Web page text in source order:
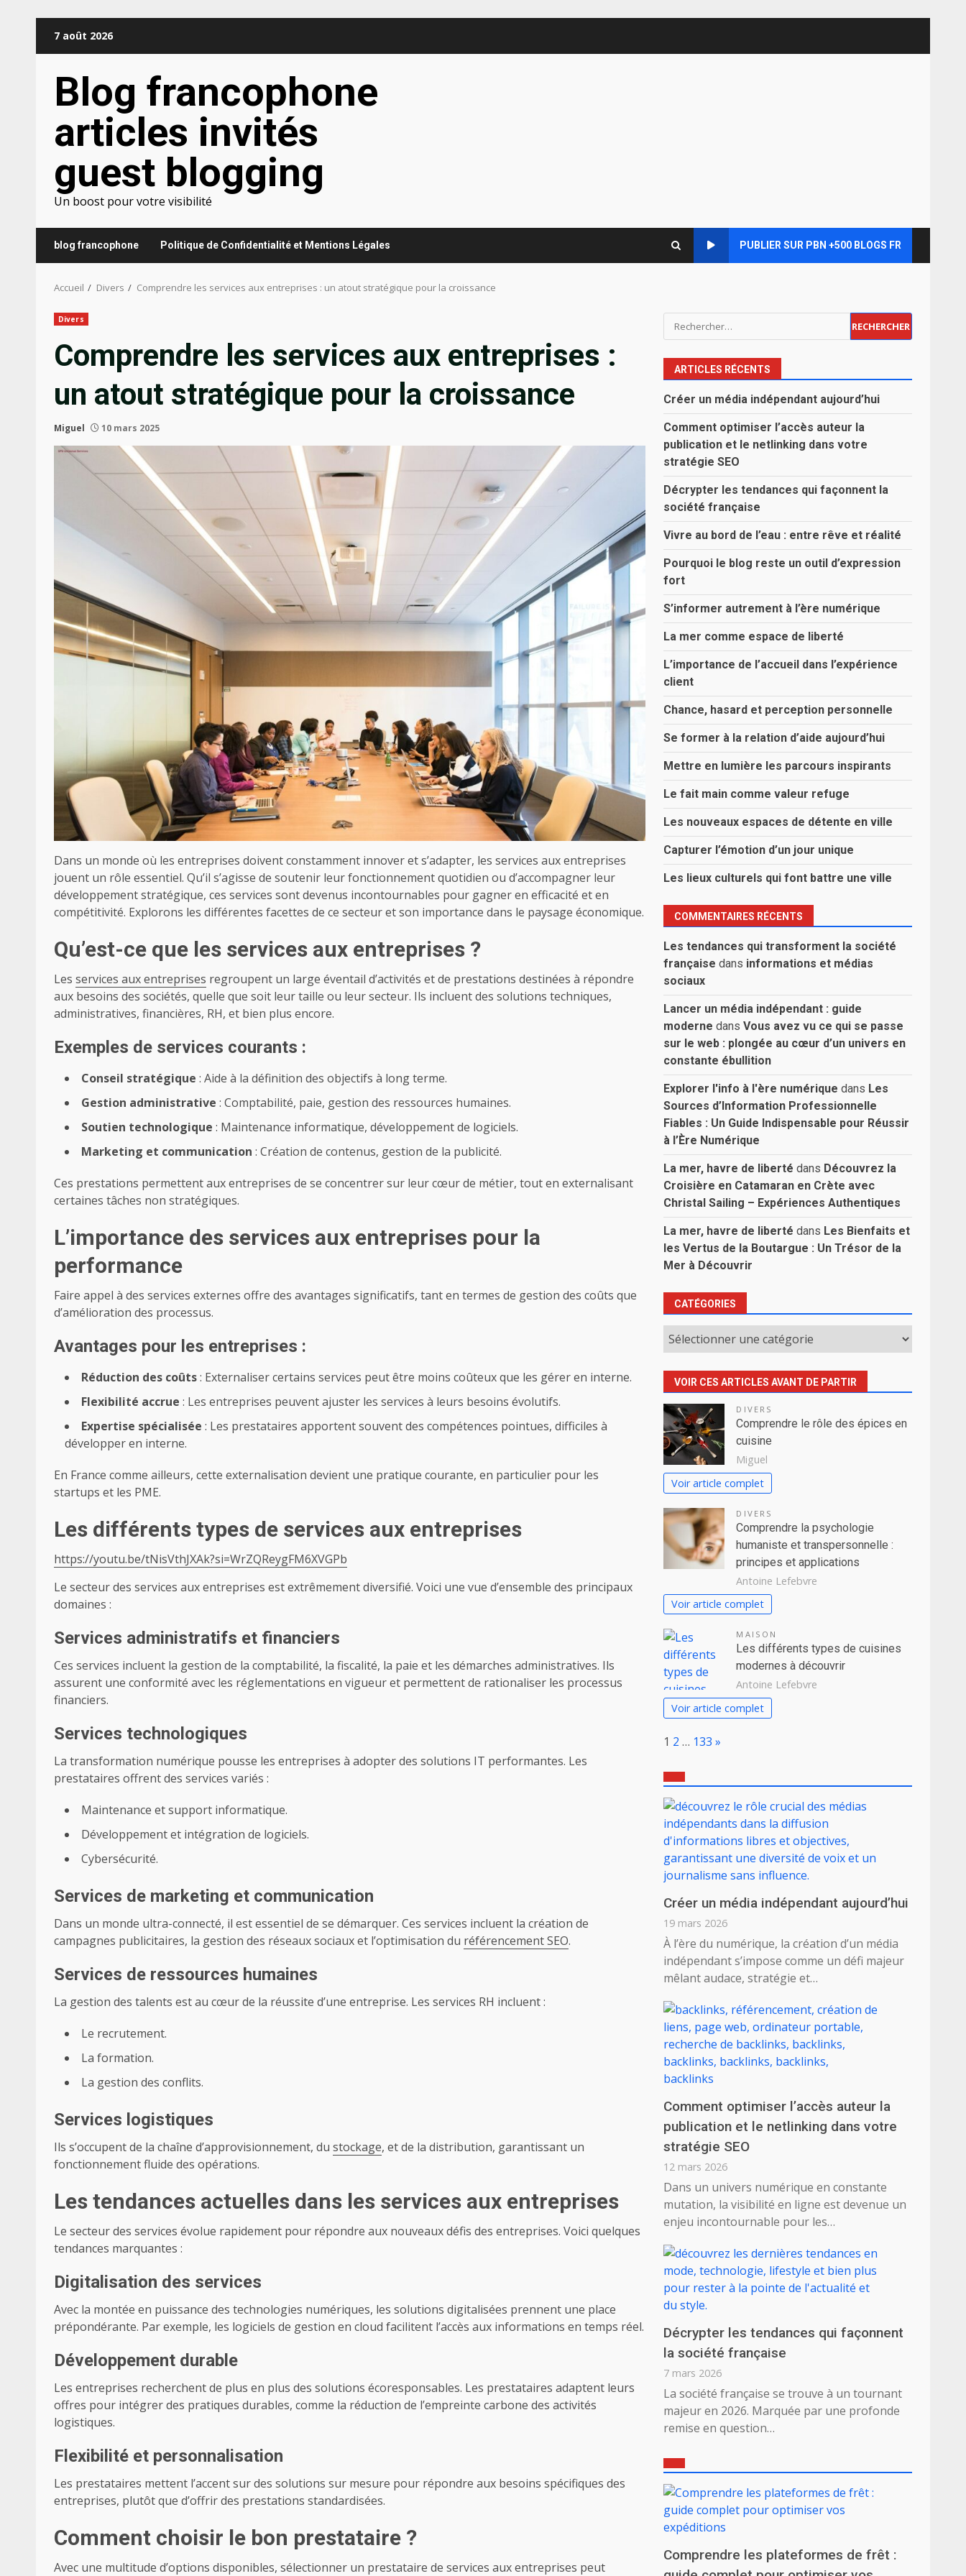
7 août 2026
Blog francophone
articles invités
guest blogging
Un boost pour votre visibilité
blog francophone Politique de Confidentialité et Mentions Légales PUBLIER SUR PBN +500 BLOGS FR
Accueil Divers Comprendre les services aux entreprises : un atout stratégique pour la croissance
Divers
Comprendre les services aux entreprises :
un atout stratégique pour la croissance
Miguel 10 mars 2025
Dans un monde où les entreprises doivent constamment innover et s’adapter, les services aux entreprises
jouent un rôle essentiel. Qu’il s’agisse de soutenir leur fonctionnement quotidien ou d’accompagner leur
développement stratégique, ces services sont devenus incontournables pour gagner en efficacité et en
compétitivité. Explorons les différentes facettes de ce secteur et son importance dans le paysage économique.
Qu’est-ce que les services aux entreprises ?
Les services aux entreprises regroupent un large éventail d’activités et de prestations destinées à répondre
aux besoins des sociétés, quelle que soit leur taille ou leur secteur. Ils incluent des solutions techniques,
administratives, financières, RH, et bien plus encore.
Exemples de services courants :
Conseil stratégique : Aide à la définition des objectifs à long terme.
Gestion administrative : Comptabilité, paie, gestion des ressources humaines.
Soutien technologique : Maintenance informatique, développement de logiciels.
Marketing et communication : Création de contenus, gestion de la publicité.
Ces prestations permettent aux entreprises de se concentrer sur leur cœur de métier, tout en externalisant
certaines tâches non stratégiques.
L’importance des services aux entreprises pour la
performance
Faire appel à des services externes offre des avantages significatifs, tant en termes de gestion des coûts que
d’amélioration des processus.
Avantages pour les entreprises :
Réduction des coûts: Externaliser certains services peut être moins coûteux que les gérer en interne.
Flexibilité accrue : Les entreprises peuvent ajuster les services à leurs besoins évolutifs.
Expertise spécialisée : Les prestataires apportent souvent des compétences pointues, difficiles à
développer en interne.
En France comme ailleurs, cette externalisation devient une pratique courante, en particulier pour les
startups et les PME.
Les différents types de services aux entreprises
https://youtu.be/tNisVthJXAk?si=WrZQReygFM6XVGPb
Le secteur des services aux entreprises est extrêmement diversifié. Voici une vue d’ensemble des principaux
domaines :
Services administratifs et financiers
Ces services incluent la gestion de la comptabilité, la fiscalité, la paie et les démarches administratives. Ils
assurent une conformité avec les réglementations en vigueur et permettent de rationaliser les processus
financiers.
Services technologiques
La transformation numérique pousse les entreprises à adopter des solutions IT performantes. Les
prestataires offrent des services variés :
Maintenance et support informatique.
Développement et intégration de logiciels.
Cybersécurité.
Services de marketing et communication
Dans un monde ultra-connecté, il est essentiel de se démarquer. Ces services incluent la création de
campagnes publicitaires, la gestion des réseaux sociaux et l’optimisation du référencement SEO.
Services de ressources humaines
La gestion des talents est au cœur de la réussite d’une entreprise. Les services RH incluent :
Le recrutement.
La formation.
La gestion des conflits.
Services logistiques
Ils s’occupent de la chaîne d’approvisionnement, du stockage, et de la distribution, garantissant un
fonctionnement fluide des opérations.
Les tendances actuelles dans les services aux entreprises
Le secteur des services évolue rapidement pour répondre aux nouveaux défis des entreprises. Voici quelques
tendances marquantes :
Digitalisation des services
Avec la montée en puissance des technologies numériques, les solutions digitalisées prennent une place
prépondérante. Par exemple, les logiciels de gestion en cloud facilitent l’accès aux informations en temps réel.
Développement durable
Les entreprises recherchent de plus en plus des solutions écoresponsables. Les prestataires adaptent leurs
offres pour intégrer des pratiques durables, comme la réduction de l’empreinte carbone des activités
logistiques.
Flexibilité et personnalisation
Les prestataires mettent l’accent sur des solutions sur mesure pour répondre aux besoins spécifiques des
entreprises, plutôt que d’offrir des prestations standardisées.
Comment choisir le bon prestataire ?
Avec une multitude d’options disponibles, sélectionner un prestataire de services aux entreprises peut
Rechercher :
ARTICLES RÉCENTS
Créer un média indépendant aujourd’hui
Comment optimiser l’accès auteur la
publication et le netlinking dans votre
stratégie SEO
Décrypter les tendances qui façonnent la
société française
Vivre au bord de l’eau : entre rêve et réalité
Pourquoi le blog reste un outil d’expression
fort
S’informer autrement à l’ère numérique
La mer comme espace de liberté
L’importance de l’accueil dans l’expérience
client
Chance, hasard et perception personnelle
Se former à la relation d’aide aujourd’hui
Mettre en lumière les parcours inspirants
Le fait main comme valeur refuge
Les nouveaux espaces de détente en ville
Capturer l’émotion d’un jour unique
Les lieux culturels qui font battre une ville
COMMENTAIRES RÉCENTS
Les tendances qui transforment la société
française dans informations et médias
sociaux
Lancer un média indépendant : guide
moderne dansVous avez vu ce qui se passe
sur le web : plongée au cœur d’un univers en
constante ébullition
Explorer l'info à l'ère numérique dans Les
Sources d’Information Professionnelle
Fiables : Un Guide Indispensable pour Réussir
à l’Ère Numérique
La mer, havre de liberté dans Découvrez la
Croisière en Catamaran en Crète avec
Christal Sailing – Expériences Authentiques
La mer, havre de liberté dans Les Bienfaits et
les Vertus de la Boutargue : Un Trésor de la
Mer à Découvrir
CATÉGORIES
Catégories
VOIR CES ARTICLES AVANT DE PARTIR
DIVERS
Comprendre le rôle des épices en
cuisine
Miguel
Voir article complet
DIVERS
Comprendre la psychologie
humaniste et transpersonnelle :
principes et applications
Antoine Lefebvre
Voir article complet
MAISON
Les différents types de cuisines
modernes à découvrir
Antoine Lefebvre
Voir article complet
Page:
1 2 … 133 Next
»
Créer un média indépendant aujourd’hui
19 mars 2026
À l’ère du numérique, la création d’un média
indépendant s’impose comme un défi majeur
mêlant audace, stratégie et…
Comment optimiser l’accès auteur la
publication et le netlinking dans votre
stratégie SEO
12 mars 2026
Dans un univers numérique en constante
mutation, la visibilité en ligne est devenue un
enjeu incontournable pour les…
Décrypter les tendances qui façonnent
la société française
7 mars 2026
La société française se trouve à un tournant
majeur en 2026. Marquée par une profonde
remise en question…
Comprendre les plateformes de frêt :